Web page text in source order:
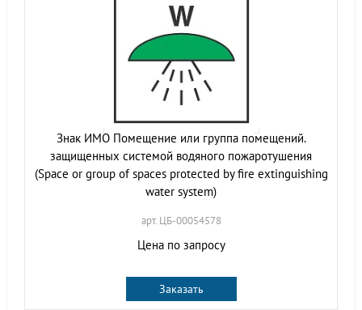
Знак ИМО Помещение или группа помещений.
защищенных системой водяного пожаротушения
(Space or group of spaces protected by fire extinguishing
water system)
арт. ЦБ-00054578
Цена по запросу
Заказать